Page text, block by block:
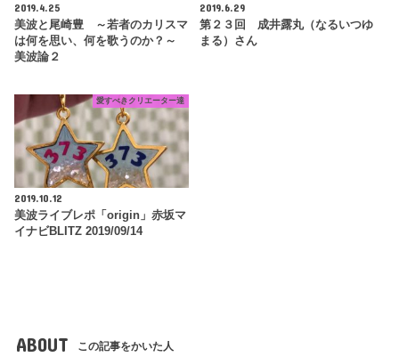
2019.4.25
美波と尾崎豊 ～若者のカリスマ
は何を思い、何を歌うのか？～
美波論２
2019.6.29
第２３回 成井露丸（なるいつゆ
まる）さん
愛すべきクリエーター達
2019.10.12
美波ライブレポ「origin」赤坂マ
イナビBLITZ 2019/09/14
ABOUT この記事をかいた人